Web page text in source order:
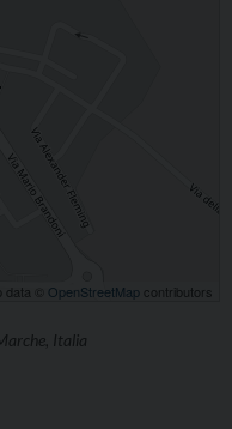
data © OpenStreetMap contributors
Italia